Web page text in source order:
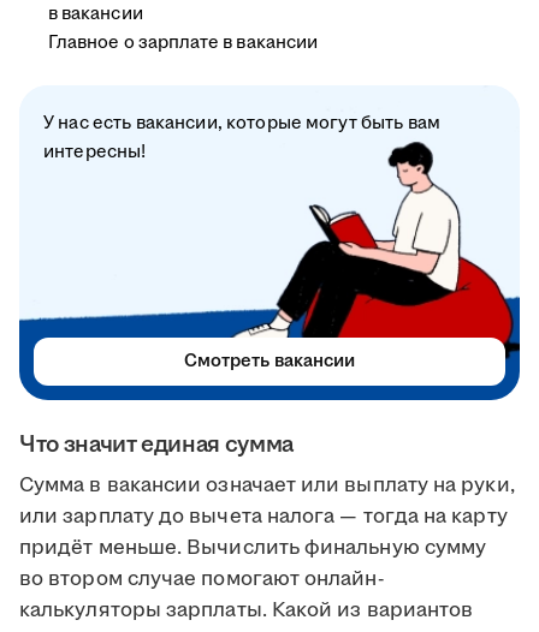
Что значит единая сумма
Сумма в вакансии означает или выплату на руки,
или зарплату до вычета налога — тогда на карту
придёт меньше. Вычислить финальную сумму
во втором случае помогают онлайн-
калькуляторы зарплаты. Какой из вариантов
в вакансии
Главное о зарплате в вакансии
У нас есть вакансии, которые могут быть вам
интересны!
Смотреть вакансии